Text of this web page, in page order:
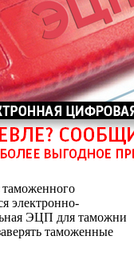
электронно-
ЭЦП для таможни
таможенные